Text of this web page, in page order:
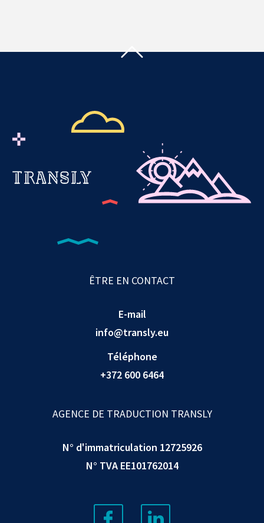
ÊTRE EN CONTACT
E-mail
info@transly.eu
Téléphone
+372 600 6464
AGENCE DE TRADUCTION TRANSLY
N° d'immatriculation 12725926
N° TVA EE101762014